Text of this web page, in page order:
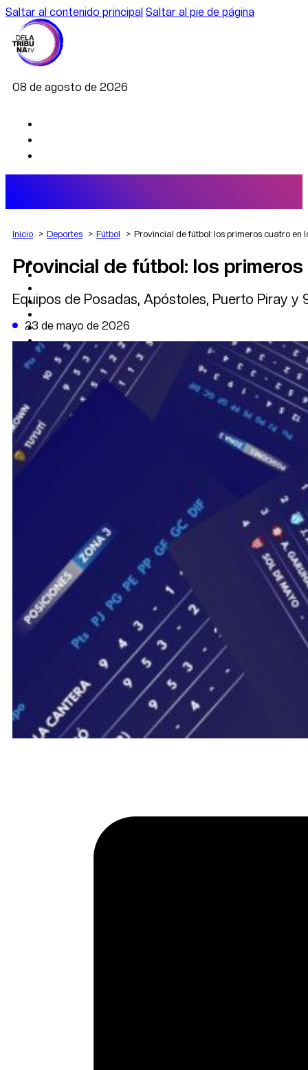
Saltar al contenido principal Saltar al pie de página
08 de agosto de 2026
AGRO
DEPORTES
POLÍTICA
DATA FIRME
DE LA TRIBUNA TV
Inicio Deportes Fútbol Provincial de fútbol: los primeros cuatro en
Provincial de fútbol: los
Equipos de Posadas, Apóstoles, Puerto Piray
23 de mayo de 2026